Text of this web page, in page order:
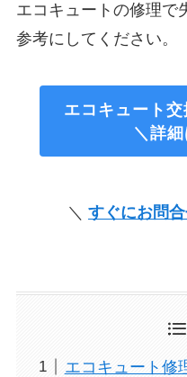
エコキュートの修理で
参考にしてください。
エコキュート交
＼詳
＼ すぐにお問
エコキュート修